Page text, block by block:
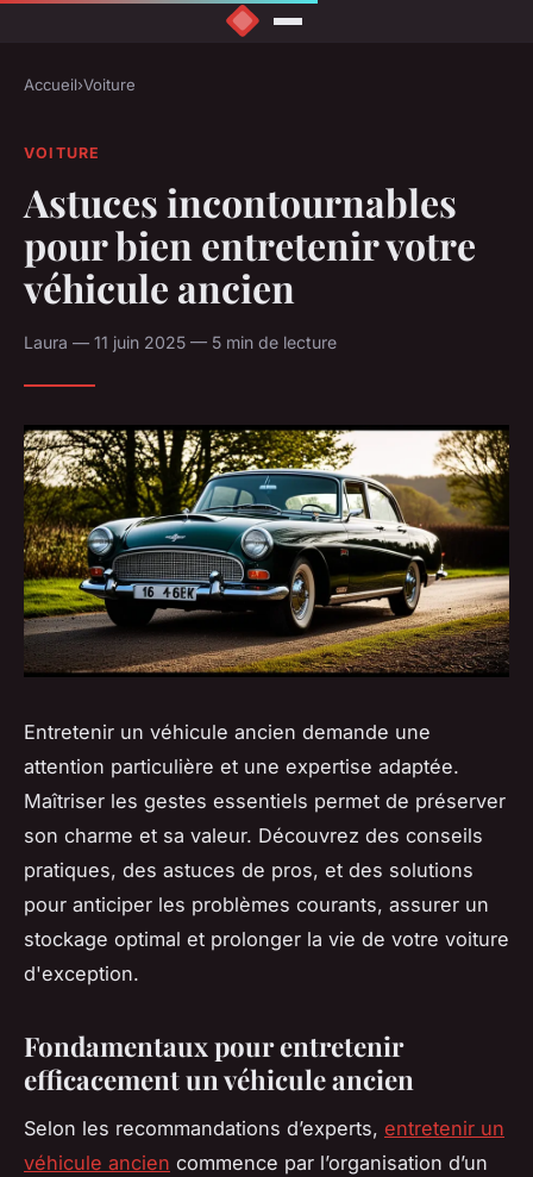
Accueil›Voiture
VOITURE
Astuces incontournables
pour bien entretenir votre
véhicule ancien
Laura — 11 juin 2025 — 5 min de lecture
Entretenir un véhicule ancien demande une
attention particulière et une expertise adaptée.
Maîtriser les gestes essentiels permet de préserver
son charme et sa valeur. Découvrez des conseils
pratiques, des astuces de pros, et des solutions
pour anticiper les problèmes courants, assurer un
stockage optimal et prolonger la vie de votre voiture
d'exception.
Fondamentaux pour entretenir
efficacement un véhicule ancien
Selon les recommandations d’experts, entretenir un
véhicule ancien commence par l’organisation d’un